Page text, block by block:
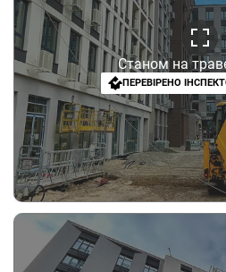
Станом на
ПЕРЕВІРЕНО